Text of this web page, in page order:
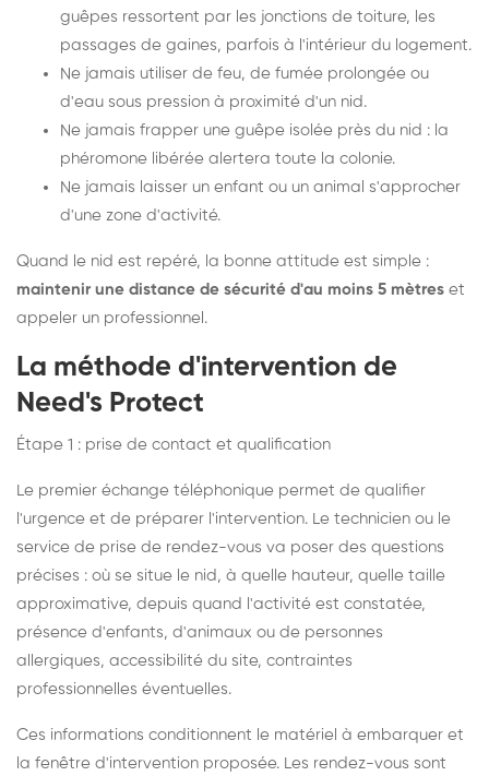
guêpes ressortent par les jonctions de toiture, les
passages de gaines, parfois à l'intérieur du logement.
Ne jamais utiliser de feu, de fumée prolongée ou
d'eau sous pression à proximité d'un nid.
Ne jamais frapper une guêpe isolée près du nid : la
phéromone libérée alertera toute la colonie.
Ne jamais laisser un enfant ou un animal s'approcher
d'une zone d'activité.
Quand le nid est repéré, la bonne attitude est simple :
maintenir une distance de sécurité d'au moins 5 mètres et
appeler un professionnel.
La méthode d'intervention de
Need's Protect
Étape 1 : prise de contact et qualification
Le premier échange téléphonique permet de qualifier
l'urgence et de préparer l'intervention. Le technicien ou le
service de prise de rendez-vous va poser des questions
précises : où se situe le nid, à quelle hauteur, quelle taille
approximative, depuis quand l'activité est constatée,
présence d'enfants, d'animaux ou de personnes
allergiques, accessibilité du site, contraintes
professionnelles éventuelles.
Ces informations conditionnent le matériel à embarquer et
la fenêtre d'intervention proposée. Les rendez-vous sont